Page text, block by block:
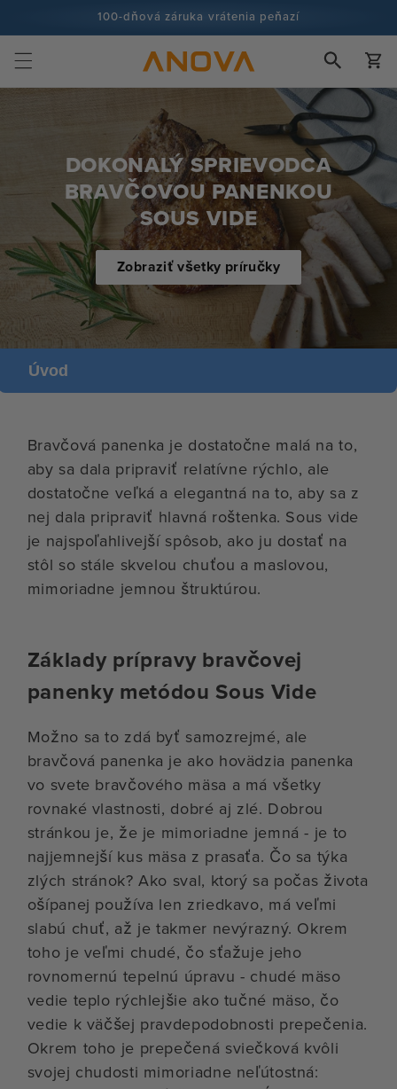
100-dňová záruka vrátenia peňazí
Viac ako 100 miliónov kuchárov a stále viac
Košík
DOKONALÝ SPRIEVODCA
BRAVČOVOU PANENKOU
SOUS VIDE
Zobraziť všetky príručky
Úvod
Bravčová panenka je dostatočne malá na to,
aby sa dala pripraviť relatívne rýchlo, ale
dostatočne veľká a elegantná na to, aby sa z
nej dala pripraviť hlavná roštenka. Sous vide
je najspoľahlivejší spôsob, ako ju dostať na
stôl so stále skvelou chuťou a maslovou,
mimoriadne jemnou štruktúrou.
Základy prípravy bravčovej
panenky metódou Sous Vide
Možno sa to zdá byť samozrejmé, ale
bravčová panenka je ako hovädzia panenka
vo svete bravčového mäsa a má všetky
rovnaké vlastnosti, dobré aj zlé. Dobrou
stránkou je, že je mimoriadne jemná - je to
najjemnejší kus mäsa z prasaťa. Čo sa týka
zlých stránok? Ako sval, ktorý sa počas života
ošípanej používa len zriedkavo, má veľmi
slabú chuť, až je takmer nevýrazný. Okrem
toho je veľmi chudé, čo sťažuje jeho
rovnomernú tepelnú úpravu - chudé mäso
vedie teplo rýchlejšie ako tučné mäso, čo
vedie k väčšej pravdepodobnosti prepečenia.
Okrem toho je prepečená sviečková kvôli
svojej chudosti mimoriadne neľútostná: